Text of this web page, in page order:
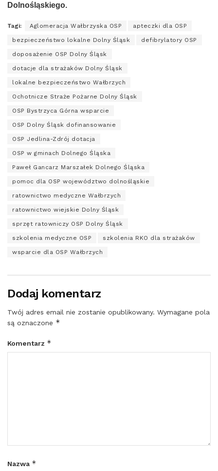
Dolnośląskiego.
Tagi: Aglomeracja Wałbrzyska OSP apteczki dla OSP
bezpieczeństwo lokalne Dolny Śląsk defibrylatory OSP
doposażenie OSP Dolny Śląsk
dotacje dla strażaków Dolny Śląsk
lokalne bezpieczeństwo Wałbrzych
Ochotnicze Straże Pożarne Dolny Śląsk
OSP Bystrzyca Górna wsparcie
OSP Dolny Śląsk dofinansowanie
OSP Jedlina-Zdrój dotacja
OSP w gminach Dolnego Śląska
Paweł Gancarz Marszałek Dolnego Śląska
pomoc dla OSP województwo dolnośląskie
ratownictwo medyczne Wałbrzych
ratownictwo wiejskie Dolny Śląsk
sprzęt ratowniczy OSP Dolny Śląsk
szkolenia medyczne OSP szkolenia RKO dla strażaków
wsparcie dla OSP Wałbrzych
Dodaj komentarz
Twój adres email nie zostanie opublikowany. Wymagane pola
są oznaczone *
Komentarz *
Nazwa *